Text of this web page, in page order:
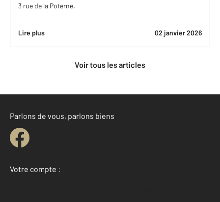
3 rue de la Poterne.
Lire plus 02 janvier 2026
Voir tous les articles
Parlons de vous, parlons biens
Votre compte :
Accéder à mon compte